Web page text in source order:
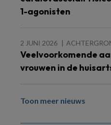
1-agonisten
2 JUNI 2026
Veelvoorkomende
vrouwen in de
Toon meer nieuws